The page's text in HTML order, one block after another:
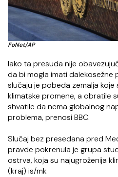
FoNet/AP
Iako ta presuda nije
da bi mogla imati dalekosežne
slučaju je pobeda zemalja koje
klimatske promene, a obratile
shvatile da nema globalnog
problema, prenosi BBC.
Slučaj bez presedana pred
pravde pokrenula je grupa
ostrva, koja su najugroženija
(kraj) is/mk